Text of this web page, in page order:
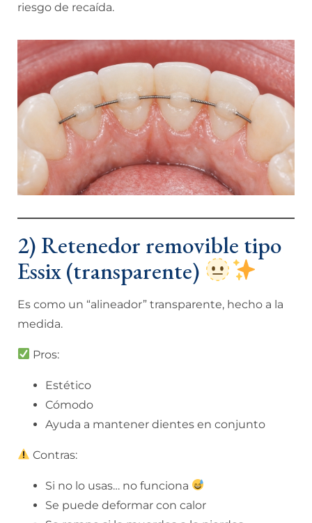
riesgo de recaída.
2) Retenedor removible tipo
Essix (transparente)
Es como un “alineador” transparente, hecho a la
medida.
Pros:
Estético
Cómodo
Ayuda a mantener dientes en conjunto
Contras:
Si no lo usas… no funciona
Se puede deformar con calor